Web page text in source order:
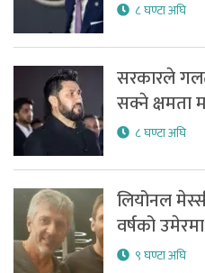
८ घण्टा अघि
सरकारले
सक्ने क्षमता
८ घण्टा अघि
लियोनल
वर्षको
९ घण्टा अघि